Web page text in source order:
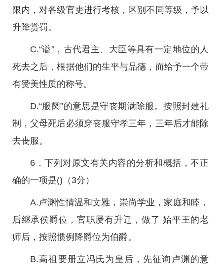
限内，对各级官吏进行考核，区别不同等级，予以
升降赏罚。
C.“谥”，古代君主、大臣等具有一定地位的人
死去之后，根据他们的生平与品德，而给予一个带
有赞美性质的称号。
D.“服阕”的意思是守丧期满除服。按照封建礼
制，父母死后必须穿丧服守孝三年，三年后才能除
去丧服。
6．下列对原文有关内容的分析和概括，不正
确的一项是()（3分）
A.卢渊性情温和文雅，崇尚学业，家庭和睦，
后继承侯爵位，官职屡有升迁，做了 始平王的老
师后，按照惯例降爵位为伯爵。
B.高祖要册立冯氏为皇后，先征询卢渊的意